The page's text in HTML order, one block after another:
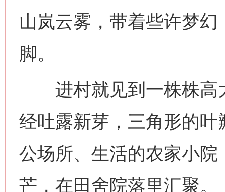
山岚云雾，带着些许梦
脚。
进村就见到一株株高
经吐露新芽，三角形的
公场所、生活的农家小
芒，在田舍院落里汇聚。